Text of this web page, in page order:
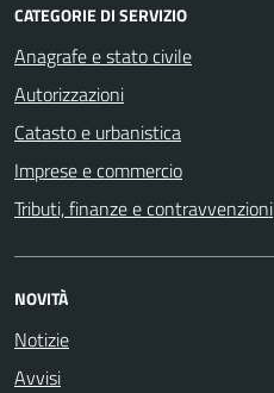
CATEGORIE DI SERVIZIO
Anagrafe e stato civile
Autorizzazioni
Catasto e urbanistica
Imprese e commercio
Tributi, finanze e contravvenzioni
NOVITÀ
Notizie
Avvisi